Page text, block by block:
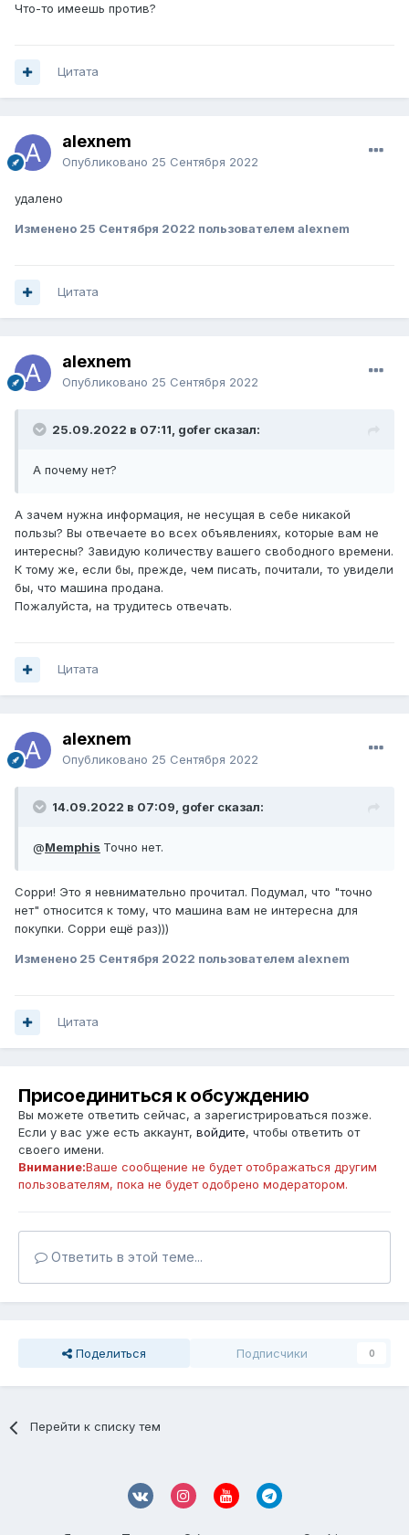
Что-то имеешь против?
Цитата
alexnem
Опубликовано 25 Сентября 2022
удалено
Изменено 25 Сентября 2022 пользователем alexnem
Цитата
alexnem
Опубликовано 25 Сентября 2022
25.09.2022 в 07:11, gofer сказал:
А почему нет?
А зачем нужна информация, не несущая в себе никакой
пользы? Вы отвечаете во всех объявлениях, которые вам не
интересны? Завидую количеству вашего свободного времени.
К тому же, если бы, прежде, чем писать, почитали, то увидели
бы, что машина продана.
Пожалуйста, на трудитесь отвечать.
Цитата
alexnem
Опубликовано 25 Сентября 2022
14.09.2022 в 07:09, gofer сказал:
@Memphis Точно нет.
Сорри! Это я невнимательно прочитал. Подумал, что "точно
нет" относится к тому, что машина вам не интересна для
покупки. Сорри ещё раз)))
Изменено 25 Сентября 2022 пользователем alexnem
Цитата
Присоединиться к обсуждению
Вы можете ответить сейчас, а зарегистрироваться позже.
Если у вас уже есть аккаунт, войдите, чтобы ответить от
своего имени.
Внимание:Ваше сообщение не будет отображаться другим
пользователям, пока не будет одобрено модератором.
Ответить в этой теме...
Поделиться Подписчики 0
Перейти к списку тем